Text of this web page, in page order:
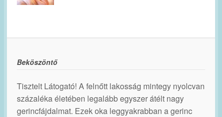
Beköszöntő
Tisztelt Látogató! A felnőtt lakosság mintegy nyolcvan
százaléka életében legalább egyszer átélt nagy
gerincfájdalmat. Ezek oka leggyakrabban a gerinc